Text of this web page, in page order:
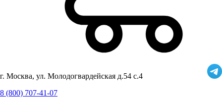
г. Москва, ул. Молодогвардейская д.54 с.4
8 (800) 707-41-07